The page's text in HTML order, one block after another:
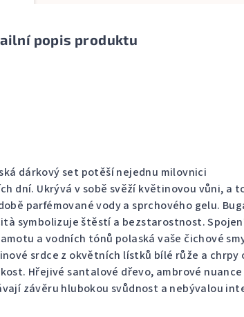
popis produktu
dárkový set potěší nejednu milovnici
dní. Ukrývá v sobě svěží květinovou vůni, a
parfémované vody a sprchového gelu.
symbolizuje štěstí a bezstarostnost.
a vodních tónů polaská vaše čichové
srdce z okvětních lístků bílé růže a chrpy
Hřejivé santalové dřevo, ambrové
závěru hlubokou svůdnost a nebývalou